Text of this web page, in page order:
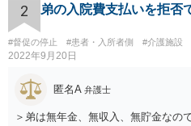
い旨回答すればそれまでです。 相
通りです。 民法上の扶養義務はご相
ではありません。 あくまでも、余力
の介護は子供がみるという民法の条
まれてすぐ両親が離婚し、その後会
2 弟の入院費支払いを拒否
#督促の停止 #患者・入所者側 #介護施設
2022年9月20日
匿名A 弁護士
＞弟は無年金、無収入、無貯金なの